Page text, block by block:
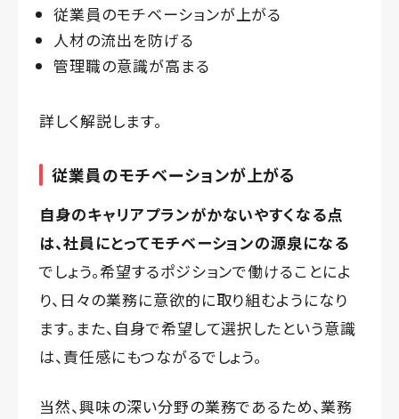
従業員のモチベーションが上がる
人材の流出を防げる
管理職の意識が高まる
詳しく解説します。
従業員のモチベーションが上がる
自身のキャリアプランがかないやすくなる点
は、社員にとってモチベーションの源泉になる
でしょう。希望するポジションで働けることによ
り、日々の業務に意欲的に取り組むようになり
ます。また、自身で希望して選択したという意識
は、責任感にもつながるでしょう。
当然、興味の深い分野の業務であるため、業務